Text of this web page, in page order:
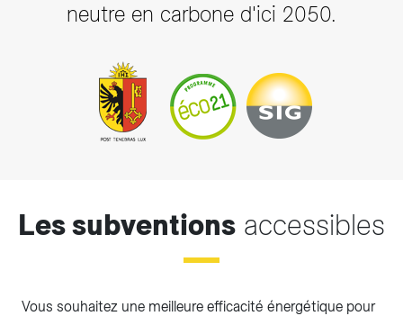
neutre en carbone d'ici 2050.
Les subventions accessibles
Vous souhaitez une meilleure efficacité énergétique pour